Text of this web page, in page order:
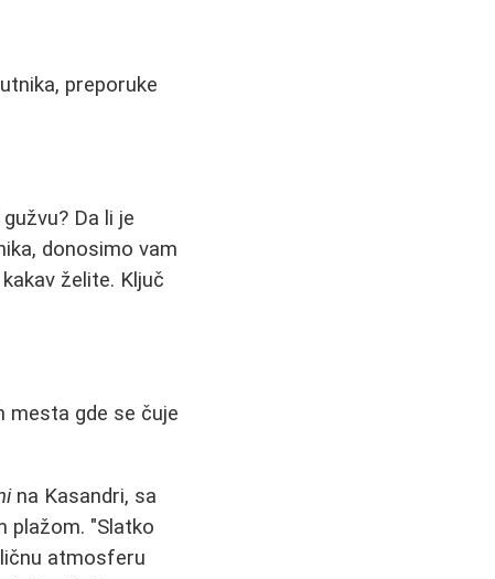
preporuke
Da li je
donosimo vam
želite. Ključ
mesta gde se čuje
na Kasandri, sa
plažom. "Slatko
atmosferu